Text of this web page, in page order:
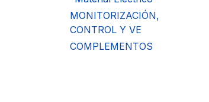
MONITORIZACIÓN,
CONTROL Y VE
COMPLEMENTOS